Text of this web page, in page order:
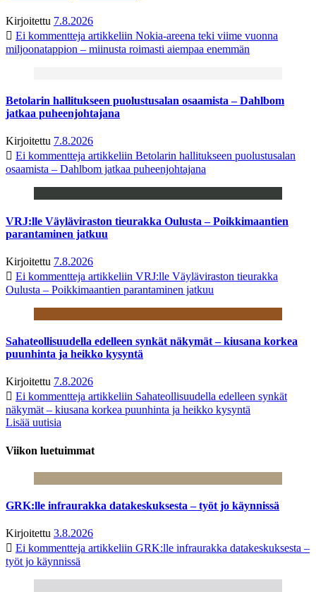
Kirjoitettu 7.8.2026
Ei kommentteja artikkeliin Nokia-areena teki viime vuonna
miljoonatappion – miinusta roimasti aiempaa enemmän
Betolarin hallitukseen puolustusalan osaamista – Dahlbom
jatkaa puheenjohtajana
Kirjoitettu 7.8.2026
Ei kommentteja artikkeliin Betolarin hallitukseen puolustusalan
osaamista – Dahlbom jatkaa puheenjohtajana
VRJ:lle Väyläviraston tieurakka Oulusta – Poikkimaantien
parantaminen jatkuu
Kirjoitettu 7.8.2026
Ei kommentteja artikkeliin VRJ:lle Väyläviraston tieurakka
Oulusta – Poikkimaantien parantaminen jatkuu
Sahateollisuudella edelleen synkät näkymät – kiusana korkea
puunhinta ja heikko kysyntä
Kirjoitettu 7.8.2026
Ei kommentteja artikkeliin Sahateollisuudella edelleen synkät
näkymät – kiusana korkea puunhinta ja heikko kysyntä
Lisää uutisia
Viikon luetuimmat
GRK:lle infraurakka datakeskuksesta – työt jo käynnissä
Kirjoitettu 3.8.2026
Ei kommentteja artikkeliin GRK:lle infraurakka datakeskuksesta –
työt jo käynnissä